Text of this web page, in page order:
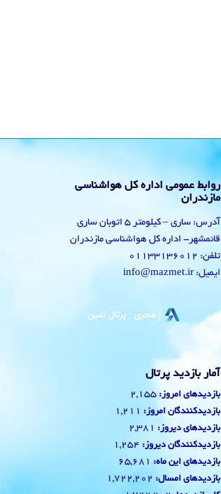
روابط عمومی اداره کل هواشناسی
مازندران
آدرس: ساری – کیلومتر 5 اتوبان ساری
قائمشهر- اداره کل هواشناسی مازندران
تلفن: 01133136012
ایمیل: info@mazmet.ir
آمار بازدید پرتال
بازدیدهای امروز: 2,155
بازدیدکنندگان امروز: 1,211
بازدیدهای دیروز: 2,381
بازدیدکنندگان دیروز: 1,254
بازدیدهای این ماه: 65,681
بازدیدهای امسال: 1,722,202